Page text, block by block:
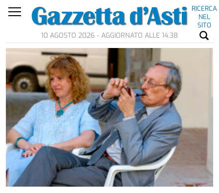
RICERCA
NEL
SITO
10 AGOSTO 2026 - AGGIORNATO ALLE 14.38